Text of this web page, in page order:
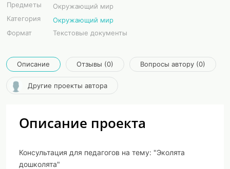
Предметы
Окружающий мир
Категория
Окружающий мир
Формат
Текстовые документы
Описание Отзывы (0) Вопросы автору (0)
Другие проекты автора
Описание проекта
Консультация для педагогов на тему: "Эколята
дошколята"